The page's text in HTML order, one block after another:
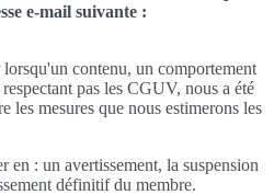
e-mail suivante :
contenu, un comportement
pas les CGUV, nous a été
les mesures que nous estimerons les
en : un avertissement, la suspension
définitif du membre.